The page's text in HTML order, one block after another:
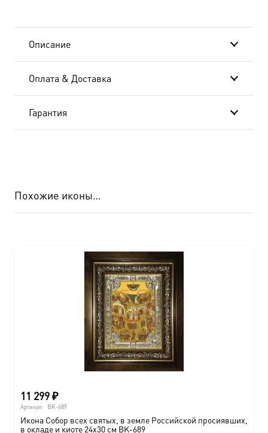
Описание
Оплата & Доставка
Гарантия
Похожие иконы…
11 299₽
Артикул: BK-689
Икона Собор всех святых, в земле Российской просиявших,
в окладе и киоте 24х30 см BK-689